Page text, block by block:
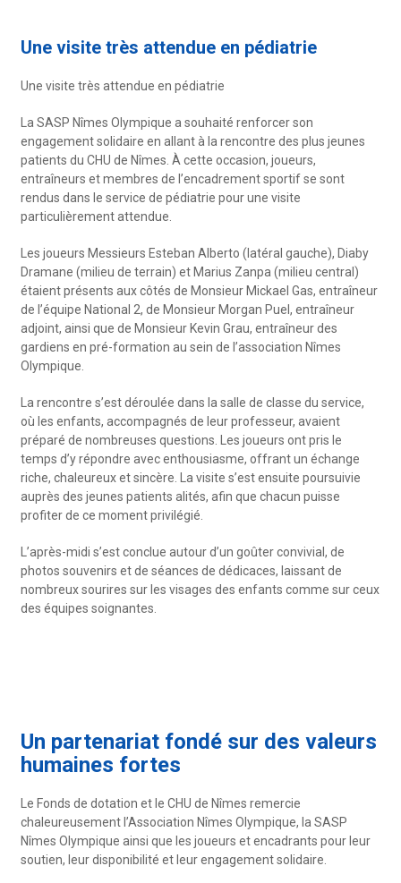
Une visite très attendue en pédiatrie
Une visite très attendue en pédiatrie
La SASP Nîmes Olympique a souhaité renforcer son
engagement solidaire en allant à la rencontre des plus jeunes
patients du CHU de Nîmes. À cette occasion, joueurs,
entraîneurs et membres de l’encadrement sportif se sont
rendus dans le service de pédiatrie pour une visite
particulièrement attendue.
Les joueurs Messieurs Esteban Alberto (latéral gauche), Diaby
Dramane (milieu de terrain) et Marius Zanpa (milieu central)
étaient présents aux côtés de Monsieur Mickael Gas, entraîneur
de l’équipe National 2, de Monsieur Morgan Puel, entraîneur
adjoint, ainsi que de Monsieur Kevin Grau, entraîneur des
gardiens en pré-formation au sein de l’association Nîmes
Olympique.
La rencontre s’est déroulée dans la salle de classe du service,
où les enfants, accompagnés de leur professeur, avaient
préparé de nombreuses questions. Les joueurs ont pris le
temps d’y répondre avec enthousiasme, offrant un échange
riche, chaleureux et sincère. La visite s’est ensuite poursuivie
auprès des jeunes patients alités, afin que chacun puisse
profiter de ce moment privilégié.
L’après-midi s’est conclue autour d’un goûter convivial, de
photos souvenirs et de séances de dédicaces, laissant de
nombreux sourires sur les visages des enfants comme sur ceux
des équipes soignantes.
Un partenariat fondé sur des valeurs
humaines fortes
Le Fonds de dotation et le CHU de Nîmes remercie
chaleureusement l’Association Nîmes Olympique, la SASP
Nîmes Olympique ainsi que les joueurs et encadrants pour leur
soutien, leur disponibilité et leur engagement solidaire.